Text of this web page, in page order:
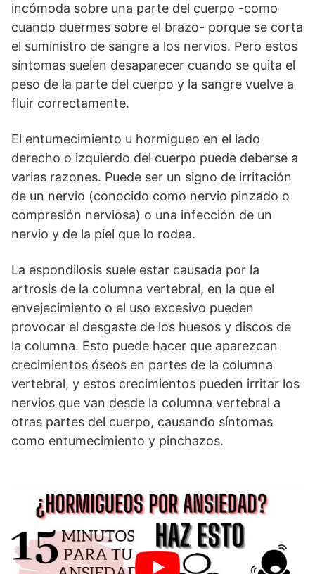
incómoda sobre una parte del cuerpo -como
cuando duermes sobre el brazo- porque se corta
el suministro de sangre a los nervios. Pero estos
síntomas suelen desaparecer cuando se quita el
peso de la parte del cuerpo y la sangre vuelve a
fluir correctamente.
El entumecimiento u hormigueo en el lado
derecho o izquierdo del cuerpo puede deberse a
varias razones. Puede ser un signo de irritación
de un nervio (conocido como nervio pinzado o
compresión nerviosa) o una infección de un
nervio y de la piel que lo rodea.
La espondilosis suele estar causada por la
artrosis de la columna vertebral, en la que el
envejecimiento o el uso excesivo pueden
provocar el desgaste de los huesos y discos de
la columna. Esto puede hacer que aparezcan
crecimientos óseos en partes de la columna
vertebral, y estos crecimientos pueden irritar los
nervios que van desde la columna vertebral a
otras partes del cuerpo, causando síntomas
como entumecimiento y pinchazos.